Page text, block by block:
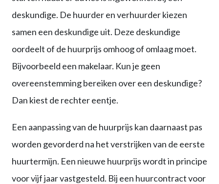
deskundige. De huurder en verhuurder kiezen
samen een deskundige uit. Deze deskundige
oordeelt of de huurprijs omhoog of omlaag moet.
Bijvoorbeeld een makelaar. Kun je geen
overeenstemming bereiken over een deskundige?
Dan kiest de rechter eentje.
Een aanpassing van de huurprijs kan daarnaast pas
worden gevorderd na het verstrijken van de eerste
huurtermijn. Een nieuwe huurprijs wordt in principe
voor vijf jaar vastgesteld. Bij een huurcontract voor